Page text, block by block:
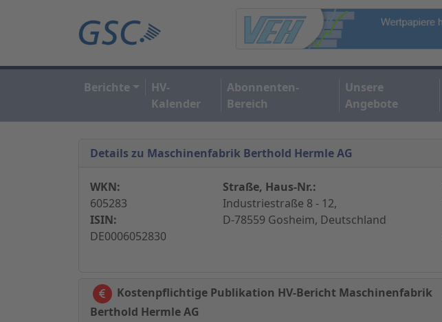
Berichte
HV-
Kalender
Abonnenten-
Bereich
Unsere
Angebote
Details zu Maschinenfabrik Berthold Hermle AG
WKN:
605283
ISIN:
DE0006052830
Straße, Haus-Nr.:
Industriestraße 8 - 12,
D-78559 Gosheim, Deutschland
Kostenpflichtige Publikation HV-Bericht Maschinenfabrik
Berthold Hermle AG